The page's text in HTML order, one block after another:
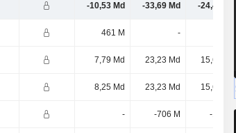
-10,53 Md -33,69 Md -24,43 Md
461 M -
7,79 Md 23,23 Md 15,67 Md
8,25 Md 23,23 Md 15,67 Md
- -706 M -105 M